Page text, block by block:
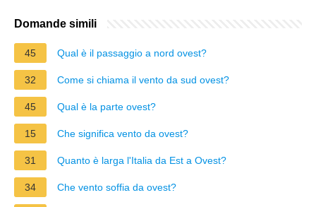
Domande simili
45 Qual è il passaggio a nord ovest?
32 Come si chiama il vento da sud ovest?
45 Qual è la parte ovest?
15 Che significa vento da ovest?
31 Quanto è larga l'Italia da Est a Ovest?
34 Che vento soffia da ovest?